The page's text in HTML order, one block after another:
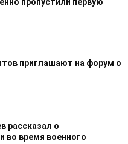
приглашают на форум о
рассказал о
во время военного